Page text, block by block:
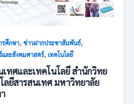
รศึกษา,ข่าวฝากประชาสัมพันธ์,
ละสังคมศาสตร์,เทคโนโลยี
เทศและเทคโนโลยี สำนักวิทย
ลยีสารสนเทศ มหาวิทยาลัย